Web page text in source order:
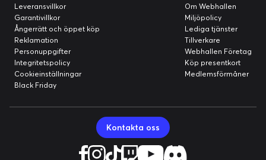
Leveransvillkor
Garantivillkor
Ångerrätt och öppet köp
Reklamation
Personuppgifter
Integritetspolicy
Cookieinställningar
Black Friday
Om Webhallen
Miljöpolicy
Lediga tjänster
Tillverkare
Webhallen Företag
Köp presentkort
Medlemsförmåner
Kontakta oss